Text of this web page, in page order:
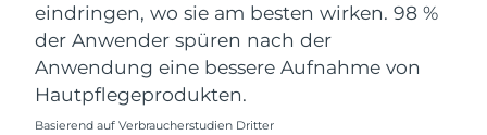
eindringen, wo sie am besten wirken. 98 %
der Anwender spüren nach der
Anwendung eine bessere Aufnahme von
Hautpflegeprodukten.
Basierend auf Verbraucherstudien Dritter